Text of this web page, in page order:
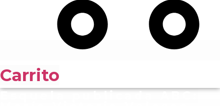
Carrito